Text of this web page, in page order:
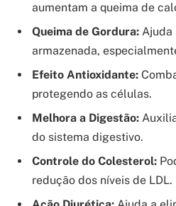
aumentam a queima de
Queima de Gordura: Ajuda
armazenada,
Efeito Antioxidante:
protegendo as células.
Melhora a Digestão:
do sistema digestivo.
Controle do Colesterol:
redução dos níveis de LDL.